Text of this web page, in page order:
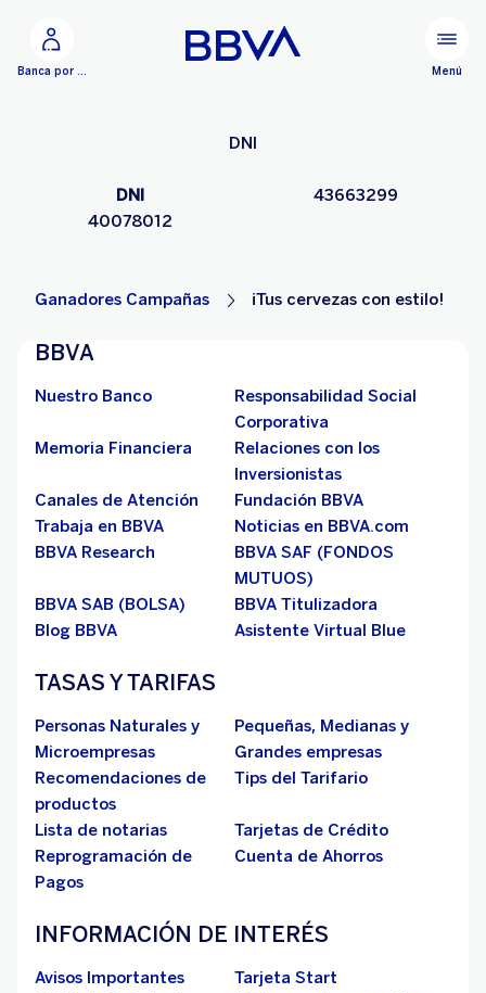
Banca por Internet Menú
DNI
DNI
40078012
43663299
Ganadores Campañas ¡Tus cervezas con estilo!
BBVA
Nuestro Banco
Responsabilidad Social
Corporativa
Memoria Financiera
Relaciones con los
Inversionistas
Canales de Atención
Fundación BBVA
Trabaja en BBVA
Noticias en BBVA.com
BBVA Research
BBVA SAF (FONDOS
MUTUOS)
BBVA SAB (BOLSA)
BBVA Titulizadora
Blog BBVA
Asistente Virtual Blue
TASAS Y TARIFAS
Personas Naturales y
Microempresas
Pequeñas, Medianas y
Grandes empresas
Recomendaciones de
productos
Tips del Tarifario
Lista de notarias
Tarjetas de Crédito
Reprogramación de
Pagos
Cuenta de Ahorros
INFORMACIÓN DE INTERÉS
Avisos Importantes
Tarjeta Start